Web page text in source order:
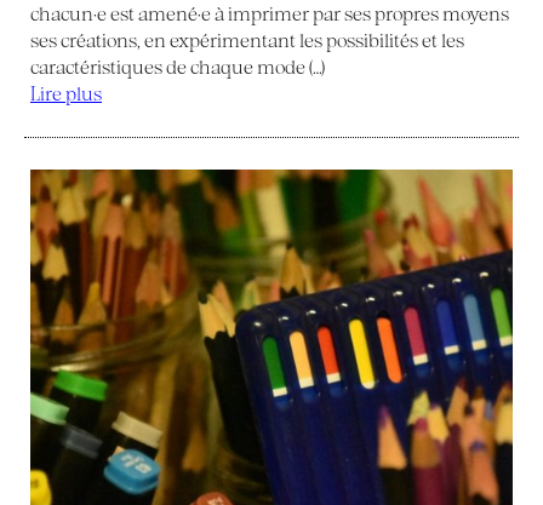
chacun·e est amené·e à imprimer par ses propres moyens
ses créations, en expérimentant les possibilités et les
caractéristiques de chaque mode (…)
Lire plus